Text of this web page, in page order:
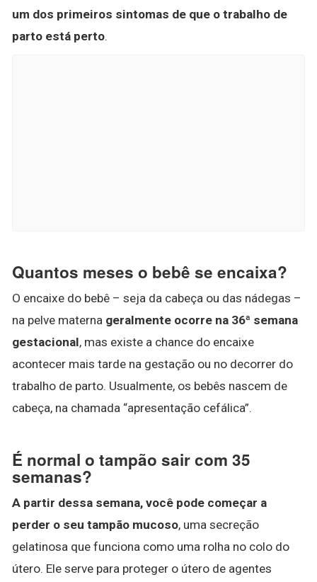
um dos primeiros sintomas de que o trabalho de
parto está perto.
Quantos meses o bebê se encaixa?
O encaixe do bebê – seja da cabeça ou das nádegas –
na pelve materna geralmente ocorre na 36ª semana
gestacional, mas existe a chance do encaixe
acontecer mais tarde na gestação ou no decorrer do
trabalho de parto. Usualmente, os bebês nascem de
cabeça, na chamada “apresentação cefálica”.
É normal o tampão sair com 35
semanas?
A partir dessa semana, você pode começar a
perder o seu tampão mucoso, uma secreção
gelatinosa que funciona como uma rolha no colo do
útero. Ele serve para proteger o útero de agentes